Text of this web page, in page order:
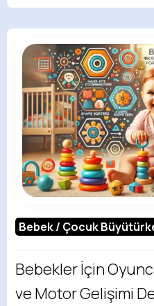
Bebek / Çocuk
Bebekler İçin
ve Motor Gelişimi